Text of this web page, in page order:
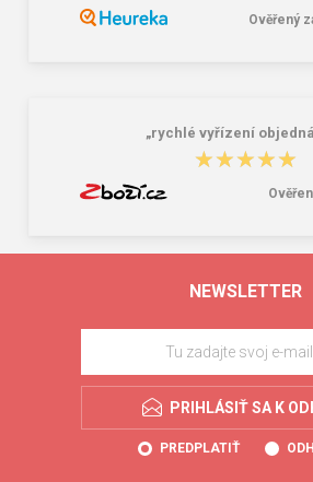
Ověřený
„rychlé vyřízení
★★★★★
★★★★★
NEWSLETTER
PRIHLÁSIŤ SA K
PREDPLATIŤ